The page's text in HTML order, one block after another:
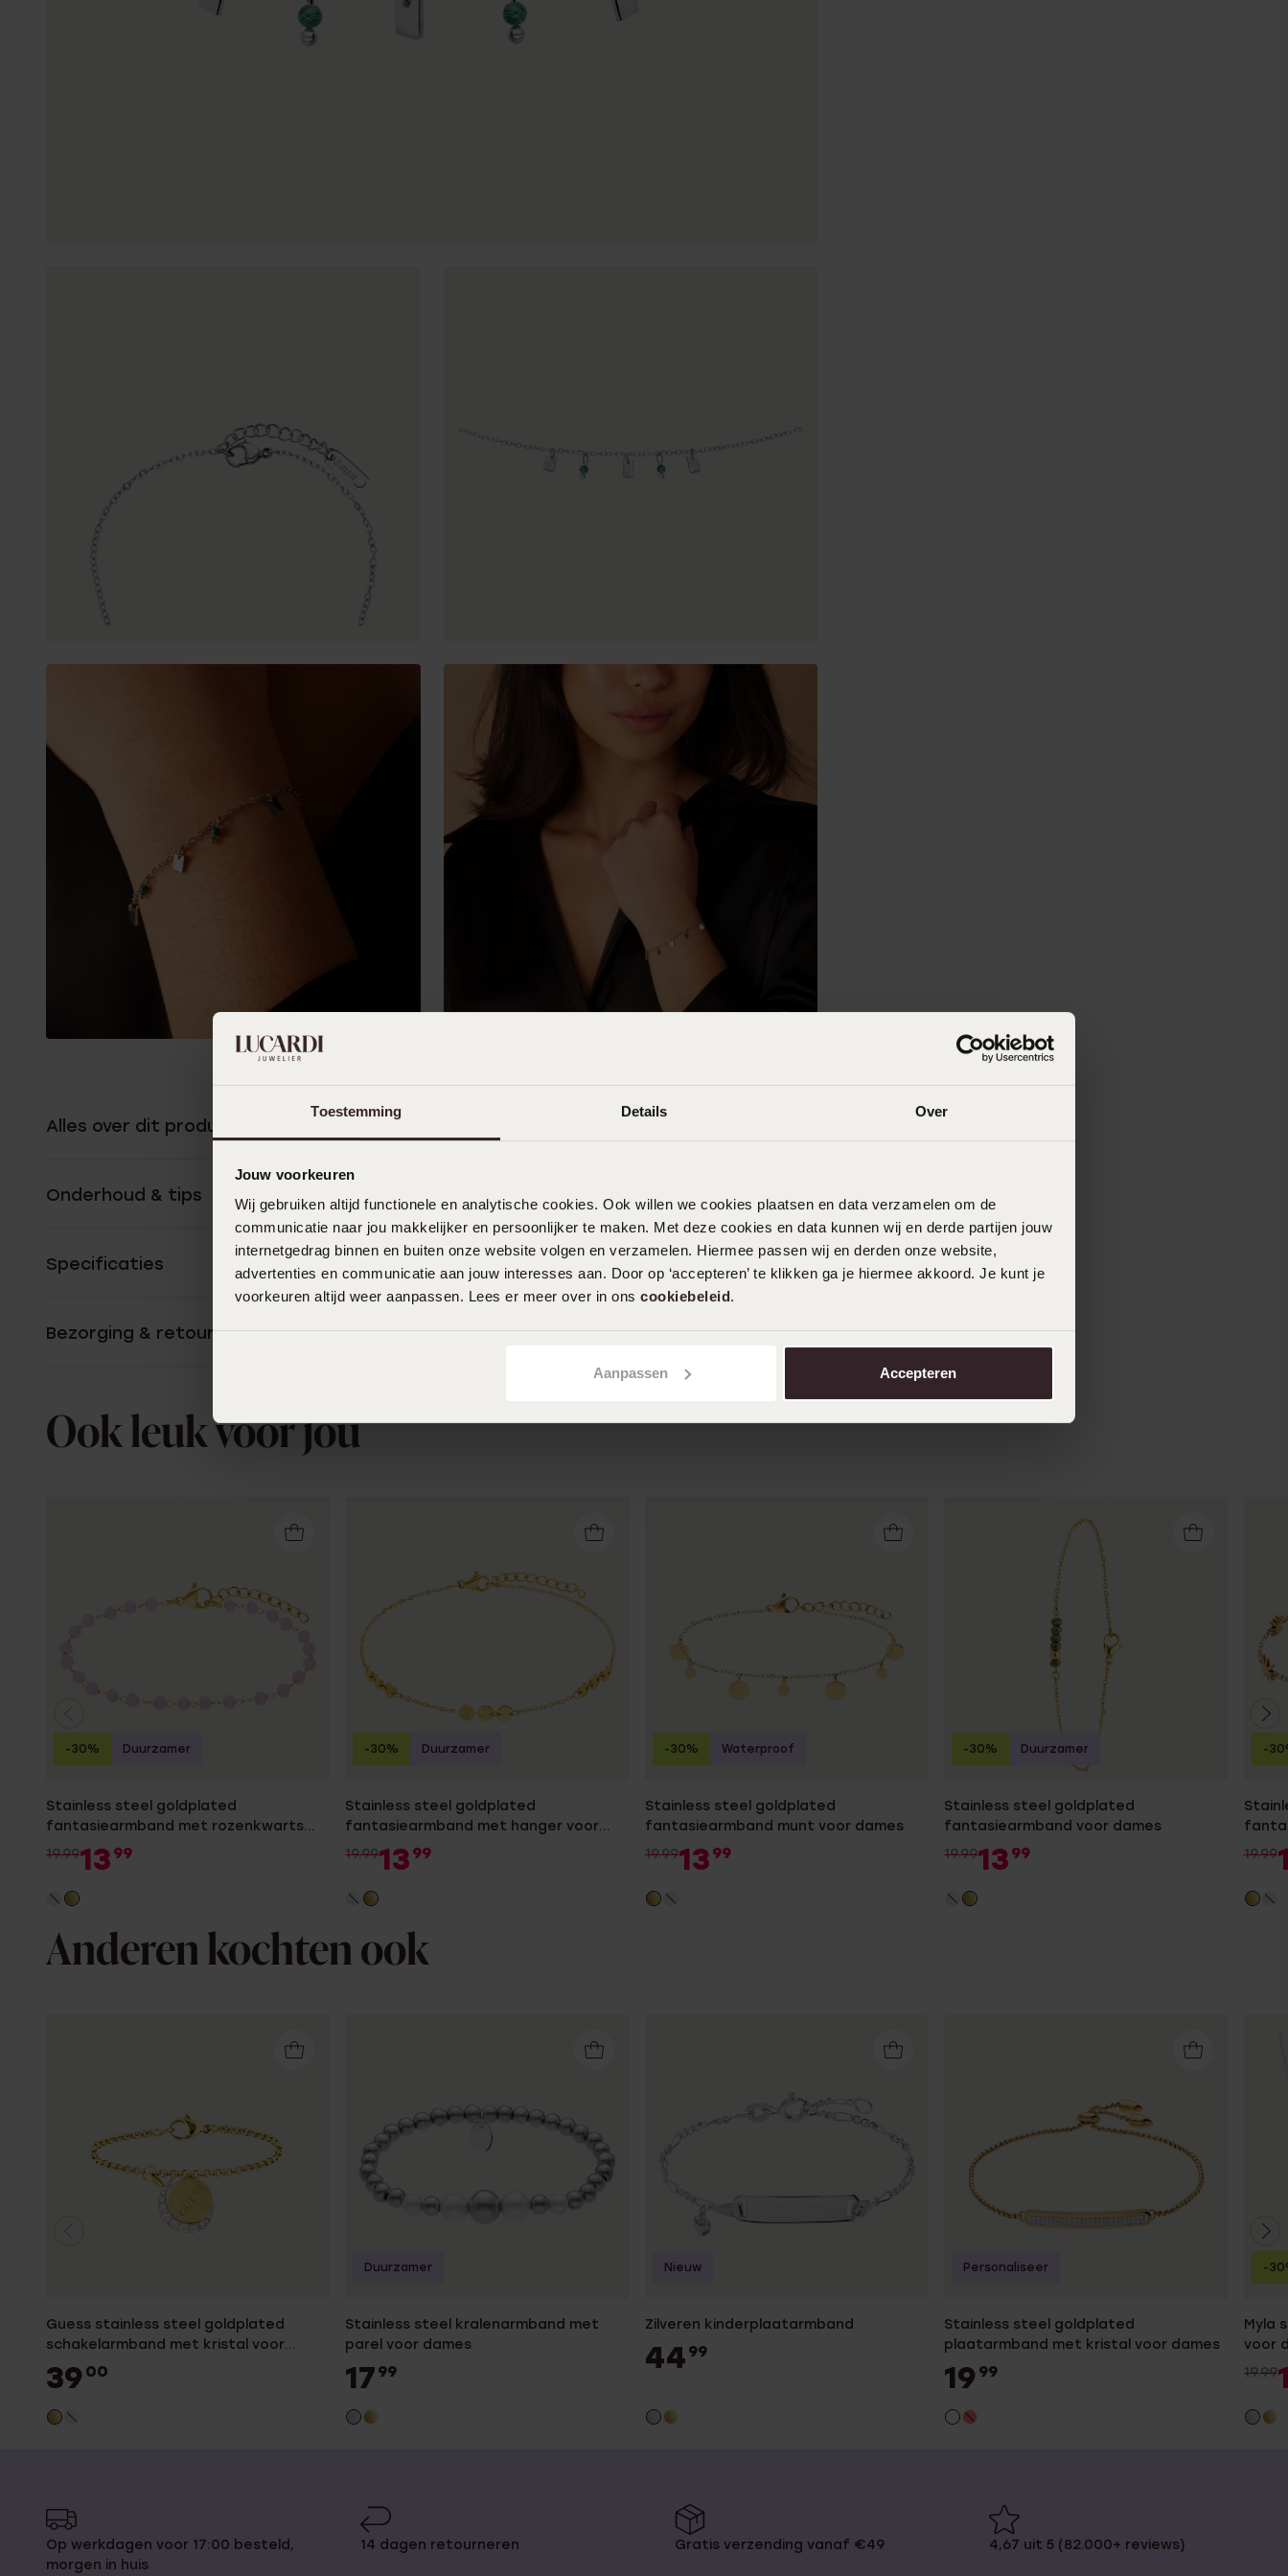
Toestemming Details Over
Jouw voorkeuren
Wij gebruiken altijd functionele en analytische cookies. Ook willen we cookies plaatsen en data verzamelen om de
communicatie naar jou makkelijker en persoonlijker te maken. Met deze cookies en data kunnen wij en derde partijen jouw
internetgedrag binnen en buiten onze website volgen en verzamelen. Hiermee passen wij en derden onze website,
advertenties en communicatie aan jouw interesses aan. Door op ‘accepteren’ te klikken ga je hiermee akkoord. Je kunt je
voorkeuren altijd weer aanpassen. Lees er meer over in ons cookiebeleid.
Aanpassen Accepteren
Alles over dit product
Onderhoud & tips
Specificaties
Bezorging & retourneren
Ook leuk voor jou
Stainless steel goldplated
fantasiearmband met rozenkwarts
voor dames
19.9913 99
-30% Duurzamer
Stainless steel goldplated
fantasiearmband met hanger voor
dames
19.9913 99
-30% Duurzamer
Stainless steel goldplated
fantasiearmband munt voor dames
19.9913 99
-30% Waterproof
Stainless steel goldplated
fantasiearmband voor dames
19.9913 99
-30% Duurzamer
19.99
-
Anderen kochten ook
Guess stainless steel goldplated
schakelarmband met kristal voor
dames
39 00
Stainless steel kralenarmband met
parel voor dames
17 99
Duurzamer
Zilveren kinderplaatarmband
44 99
Nieuw
Stainless steel goldplated
plaatarmband met kristal voor dames
19 99
Personaliseer
Myla
voor
19.99
-
Op werkdagen voor 17:00 besteld,
morgen in huis
14 dagen retourneren Gratis verzending vanaf €49 4,67 uit 5 (82.000+ reviews)